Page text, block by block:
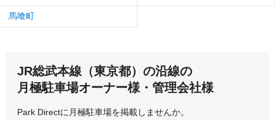
馬喰町
JR総武本線（東京都）の沿線の
月極駐車場オーナー様・管理会社様
Park Directに月極駐車場を掲載しませんか。